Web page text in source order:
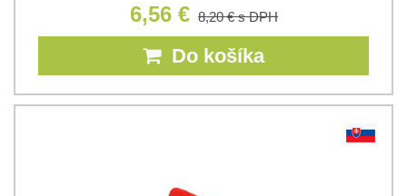
6,56 € 8,20 €s DPH
Do košíka